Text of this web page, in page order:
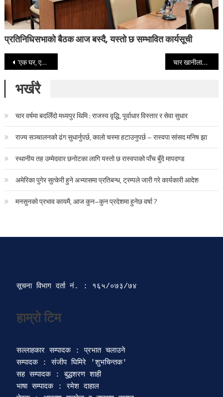
प्रतिनिधिसभाको बैठक आज बस्दै, यस्तो छ सम्भावित कार्यसूची
Post navigation
‘एक घर, एक उत्पादन’मा स्थानीय तहको जोड चार खानीलाई उत्खननको अनुमति
भर्खरै
चार वर्षमा बदलिँदो मध्यपुर थिमि : राजस्व वृद्धि, पूर्वाधार विस्तार र सेवा सुधार
राज्य सञ्चालनको ढंग सुधार्नुपर्छ, कालो चस्मा हटाउनुपर्छ – रास्वपा सांसद मनिष झा
स्थानीय तह उम्मेदवार छनोटका लागि यस्तो छ रास्वपाको पाँच बुँदे मापदण्ड
अमेरिका पुगेर सुत्केरी हुने अभ्यासमा प्रतिबन्ध, ट्रम्पले जारी गरे कार्यकारी आदेश
मनसुनको प्रभाव कायमै, आज कुन–कुन प्रदेशमा हुनेछ वर्षा ?
सूचना विभाग दर्ता‍ नं. : १६५/०७३/७४
हाम्रो टिम
सल्लाहकार सम्पादक : प्रभात चलाउने
सम्पादक : संजीप घिमिरे 'शुभचिन्तक'
सह सम्पादक : बुद्धशरण शाही
भाषा सम्पादक : रमेश दाहाल